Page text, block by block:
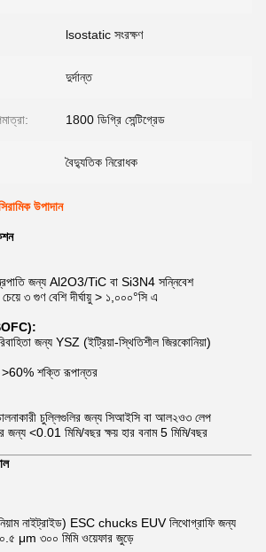
lsostatic সংরক্ষণ
দুর্দান্ত
1800 ডিগ্রি সেন্টিগ্রেড
বৈদ্যুতিক নিরোধক
উপাদান
জন্য Al2O3/TiC বা Si3N4 সন্নিবেশ
চেয়ে ৩ গুণ বেশি দীর্ঘায়ু > ১,০০০°সি এ
জন্য YSZ (ইট্রিয়া-স্থিতিশীল জিরকোনিয়া)
>60% শক্তি রূপান্তর
চুল্লিগুলির জন্য সিআইসি বা আল২ও৩ লেপ
জন্য <0.01 মিমি/বছর ক্ষয় হার বনাম 5 মিমি/বছর
নাইট্রাইড) ESC chucks EUV লিথোগ্রাফি জন্য
μm ৩০০ মিমি ওয়েফার জুড়ে